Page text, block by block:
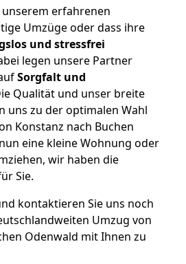
erfahrenen
Umzüge oder dass ihre
und stressfrei
legen unsere Partner
Sorgfalt und
Qualität und unser breite
uns zu der optimalen Wahl
Konstanz nach Buchen
eine kleine Wohnung oder
wir haben die
Sie.
kontaktieren Sie uns noch
Umzug von
Odenwald mit Ihnen zu